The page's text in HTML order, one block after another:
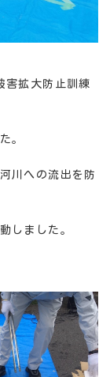
害拡大防止訓練
。
川への流出を防
しました。